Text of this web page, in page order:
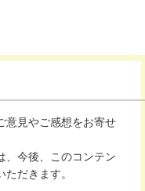
意見やご感想をお寄せ
、今後、このコンテン
だきます。